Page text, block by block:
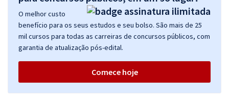
O melhor custo
benefício para os seus estudos e seu bolso. São mais de 25
mil cursos para todas as carreiras de concursos públicos, com
garantia de atualização pós-edital.
Comece hoje